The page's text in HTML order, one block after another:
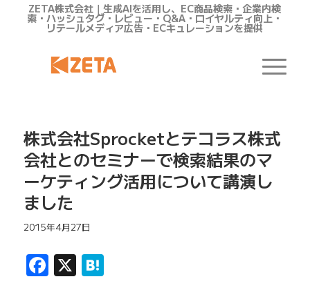
ZETA株式会社｜生成AIを活用し、EC商品検索・企業内検
索・ハッシュタグ・レビュー・Q&A・ロイヤルティ向上・
リテールメディア広告・ECキュレーションを提供
株式会社Sprocketとテコラス株式
会社とのセミナーで検索結果のマ
ーケティング活用について講演し
ました
2015年4月27日
Facebook
X Hatena